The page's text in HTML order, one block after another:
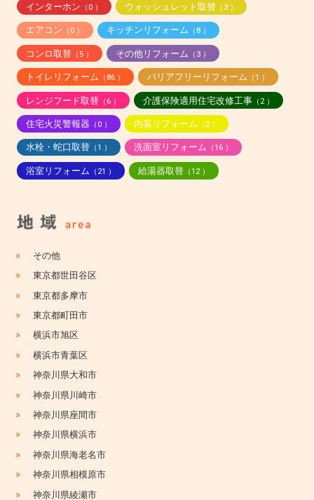
インターホン （0 ） ウォッシュレット取替（3 ）
エアコン （0 ） キッチンリフォーム （8 ）
コンロ取替（5 ） その他リフォーム （3 ）
トイレリフォーム （86 ） バリアフリーリフォーム （1 ）
レンジフード取替（6 ） 介護保険適用住宅改修工事（2 ）
住宅火災警報器 （0 ） 内装リフォーム （2 ）
水栓・蛇口取替（1 ） 洗面室リフォーム （16 ）
浴室リフォーム （21 ） 給湯器取替（12 ）
» その他
» 東京都世田谷区
» 東京都多摩市
» 東京都町田市
» 横浜市旭区
» 横浜市青葉区
» 神奈川県大和市
» 神奈川県川崎市
» 神奈川県座間市
» 神奈川県横浜市
» 神奈川県海老名市
» 神奈川県相模原市
» 神奈川県綾瀬市